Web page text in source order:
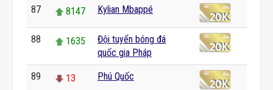
87 8147 Kylian Mbappé
88 1635
Đội tuyển bóng đá
quốc gia Pháp
89 13 Phú Quốc